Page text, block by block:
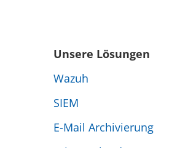
Unsere Lösungen
Wazuh
SIEM
E-Mail Archivierung